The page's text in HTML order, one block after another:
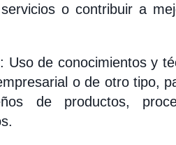
o contribuir a
Uso de conocimientos y
o de otro tipo,
de productos,